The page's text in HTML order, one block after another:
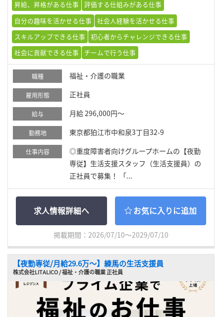
昇給、昇格がある仕事
評価する仕組みがある仕事
自分の趣味を活かせる仕事
社会人経験を活かせる仕事
スキルアップできる仕事
初心者からチャレンジできる仕事
社会に貢献できる仕事
チームで行う仕事
職種 福祉・介護の職業
雇用形態 正社員
給与 月給 296,000円～
勤務地 東京都狛江市中和泉3丁目32-9
仕事内容
◎重度障害者向けグループホームの【夜勤
専従】生活支援スタッフ（生活支援員）の
正社員で募集！ 「...
求人情報詳細へ お気に入りに追加
掲載期間：2026/07/10～2029/07/10
【夜勤専従/月給29.6万〜】練馬の生活支援員
株式会社LITALICO / 福祉・介護の職業 正社員